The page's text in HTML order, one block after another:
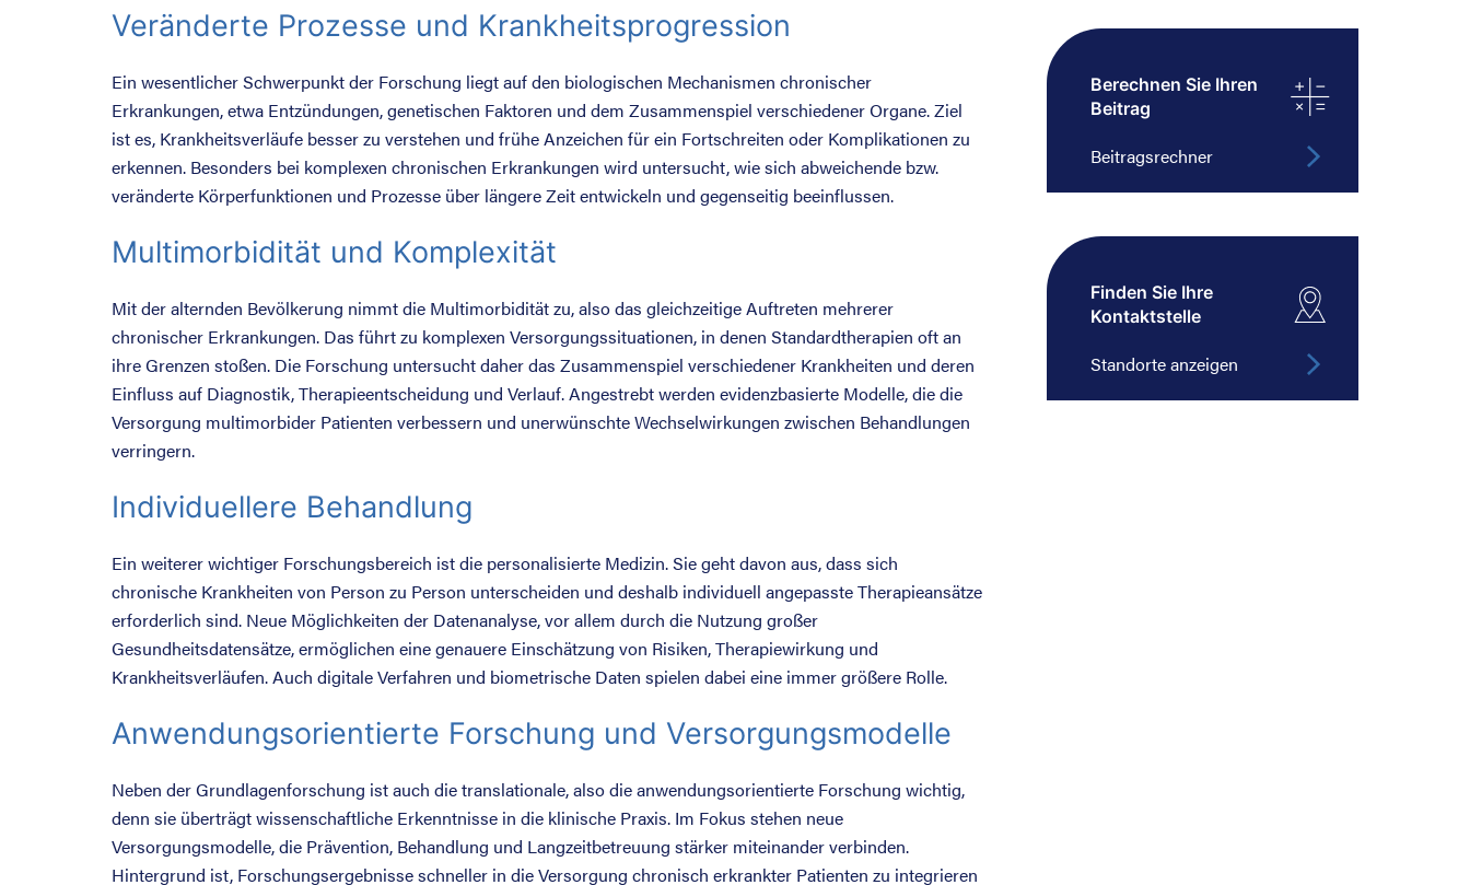
Veränderte Prozesse und Krankheitsprogression
Ein wesentlicher Schwerpunkt der Forschung liegt auf den biologischen Mechanismen chronischer
Erkrankungen, etwa Entzündungen, genetischen Faktoren und dem Zusammenspiel verschiedener Organe. Ziel
ist es, Krankheitsverläufe besser zu verstehen und frühe Anzeichen für ein Fortschreiten oder Komplikationen zu
erkennen. Besonders bei komplexen chronischen Erkrankungen wird untersucht, wie sich abweichende bzw.
veränderte Körperfunktionen und Prozesse über längere Zeit entwickeln und gegenseitig beeinflussen.
Multimorbidität und Komplexität
Mit der alternden Bevölkerung nimmt die Multimorbidität zu, also das gleichzeitige Auftreten mehrerer
chronischer Erkrankungen. Das führt zu komplexen Versorgungssituationen, in denen Standardtherapien oft an
ihre Grenzen stoßen. Die Forschung untersucht daher das Zusammenspiel verschiedener Krankheiten und deren
Einfluss auf Diagnostik, Therapieentscheidung und Verlauf. Angestrebt werden evidenzbasierte Modelle, die die
Versorgung multimorbider Patienten verbessern und unerwünschte Wechselwirkungen zwischen Behandlungen
verringern.
Individuellere Behandlung
Ein weiterer wichtiger Forschungsbereich ist die personalisierte Medizin. Sie geht davon aus, dass sich
chronische Krankheiten von Person zu Person unterscheiden und deshalb individuell angepasste Therapieansätze
erforderlich sind. Neue Möglichkeiten der Datenanalyse, vor allem durch die Nutzung großer
Gesundheitsdatensätze, ermöglichen eine genauere Einschätzung von Risiken, Therapiewirkung und
Krankheitsverläufen. Auch digitale Verfahren und biometrische Daten spielen dabei eine immer größere Rolle.
Anwendungsorientierte Forschung und Versorgungsmodelle
Neben der Grundlagenforschung ist auch die translationale, also die anwendungsorientierte Forschung wichtig,
denn sie überträgt wissenschaftliche Erkenntnisse in die klinische Praxis. Im Fokus stehen neue
Versorgungsmodelle, die Prävention, Behandlung und Langzeitbetreuung stärker miteinander verbinden.
Hintergrund ist, Forschungsergebnisse schneller in die Versorgung chronisch erkrankter Patienten zu integrieren
Berechnen Sie Ihren
Beitrag
Beitragsrechner
Finden Sie Ihre
Kontaktstelle
Standorte anzeigen